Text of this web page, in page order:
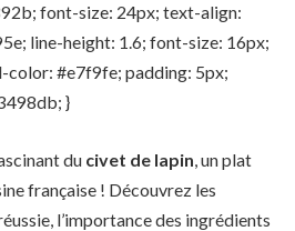
font-size: 24px; text-align:
line-height: 1.6; font-size: 16px;
color: #e7f9fe; padding: 5px;
}
du civet de lapin, un plat
française ! Découvrez les
l’importance des ingrédients